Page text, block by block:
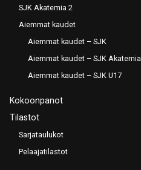
SJK Akatemia 2
Aiemmat kaudet
Aiemmat kaudet – SJK
Aiemmat kaudet – SJK Akatemia
Aiemmat kaudet – SJK U17
Kokoonpanot
Tilastot
Sarjataulukot
Pelaajatilastot